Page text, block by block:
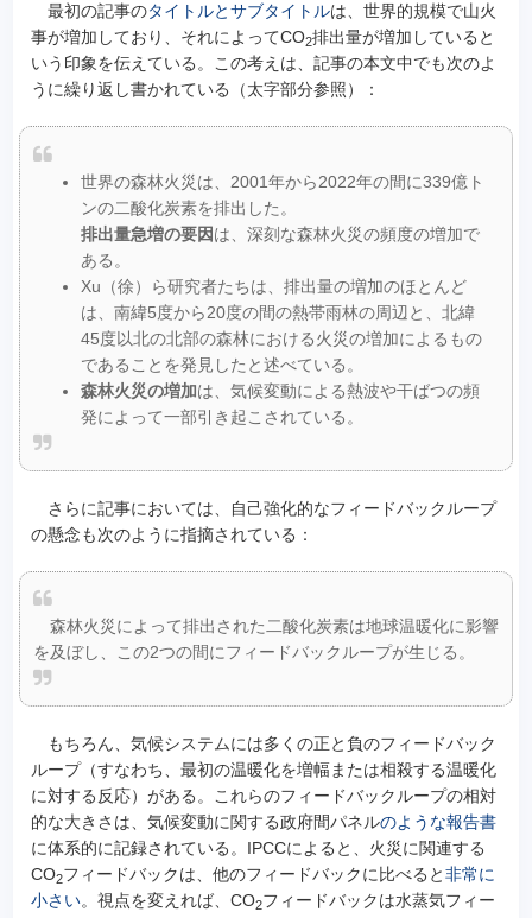
最初の記事のタイトルとサブタイトルは、世界的規模で山火
事が増加しており、それによってCO2排出量が増加していると
いう印象を伝えている。この考えは、記事の本文中でも次のよ
うに繰り返し書かれている（太字部分参照）：
世界の森林火災は、2001年から2022年の間に339億ト
ンの二酸化炭素を排出した。
排出量急増の要因は、深刻な森林火災の頻度の増加で
ある。
Xu（徐）ら研究者たちは、排出量の増加のほとんど
は、南緯5度から20度の間の熱帯雨林の周辺と、北緯
45度以北の北部の森林における火災の増加によるもの
であることを発見したと述べている。
森林火災の増加は、気候変動による熱波や干ばつの頻
発によって一部引き起こされている。
さらに記事においては、自己強化的なフィードバックループ
の懸念も次のように指摘されている：
森林火災によって排出された二酸化炭素は地球温暖化に影響
を及ぼし、この2つの間にフィードバックループが生じる。
もちろん、気候システムには多くの正と負のフィードバック
ループ（すなわち、最初の温暖化を増幅または相殺する温暖化
に対する反応）がある。これらのフィードバックループの相対
的な大きさは、気候変動に関する政府間パネルのような報告書
に体系的に記録されている。IPCCによると、火災に関連する
CO2フィードバックは、他のフィードバックに比べると非常に
小さい。視点を変えれば、CO2フィードバックは水蒸気フィー